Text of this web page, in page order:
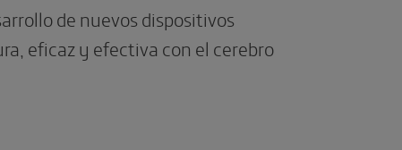
de nuevos dispositivos
eficaz y efectiva con el cerebro